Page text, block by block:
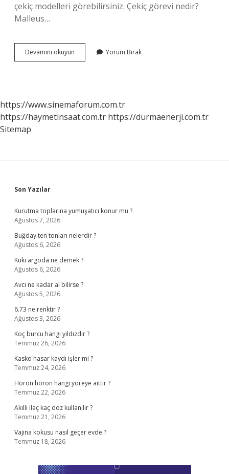
çekiç modelleri görebilirsiniz. Çekiç görevi nedir?
Malleus…
Devamını okuyun
Mi
Yorum Bırak
https://www.sinemaforum.com.tr
https://haymetinsaat.com.tr https://durmaenerji.com.tr
Sitemap
Sidebar
Son Yazılar
Kurutma toplarına yumuşatıcı konur mu ?
Ağustos 7, 2026
Buğday ten tonları nelerdir ?
Ağustos 6, 2026
Kuki argoda ne demek ?
Ağustos 6, 2026
Avcı ne kadar al bilirse ?
Ağustos 5, 2026
6.73 ne renktir ?
Ağustos 3, 2026
Koç burcu hangi yıldızdır ?
Temmuz 26, 2026
Kasko hasar kaydı işler mi ?
Temmuz 24, 2026
Horon horon hangi yöreye aittir ?
Temmuz 22, 2026
Akıllı ilaç kaç doz kullanılır ?
Temmuz 21, 2026
Vajina kokusu nasıl geçer evde ?
Temmuz 18, 2026